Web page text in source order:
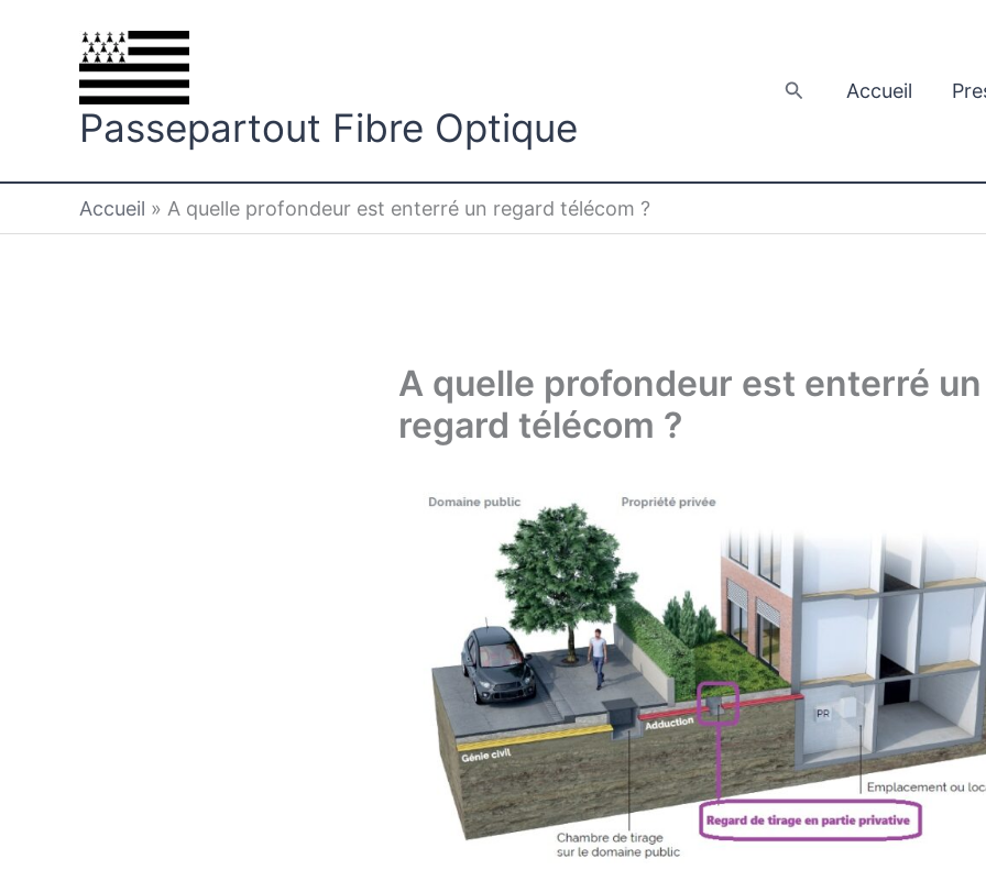
Passepartout Fibre Optique
Rechercher
Accueil
Accueil » A quelle profondeur est enterré un regard télécom ?
A quelle profondeur est enterré un
regard télécom ?